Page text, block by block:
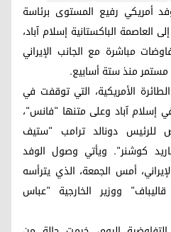
وصل وفد أمريكي رفيع المستوى برئاسة
الباكستانية إسلام آباد،
مباشرة مع الجانب الإيراني
منذ ستة أسابيع.
الأمريكية، التي توقفت في
إسلام آباد وعلى متنها "فانس"،
للرئيس دونالد ترامب "ستيف
كوشنر". ويأتي وصول الوفد
أمس الجمعة، الذي يترأسه
ووزير الخارجية "عباس